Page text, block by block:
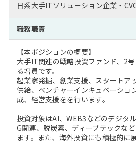
MBA留学生数の推移
インターン受入企業一覧
MBAを生かす求人特集
年齢と年収の相関図
MBA NETWORKING
日系大手ITソリューション企業・
職務職責
【本ポジションの概要】
大手IT関連の戦略投資ファンド、2
る増員です。
起業家発掘、創業支援、スタートア
供給、ベンチャーインキュベーショ
成、経営支援をを行います。
投資対象はAI、WEB3などのデジタ
G関連、脱炭素、ディープテックな
ます。また、海外投資にも積極的に